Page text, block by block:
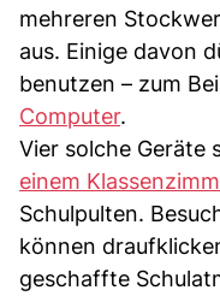
mehreren
aus. Einige davon
benutzen – zum
Computer.
Vier solche Geräte
einem
Schulpulten.
können
geschaffte